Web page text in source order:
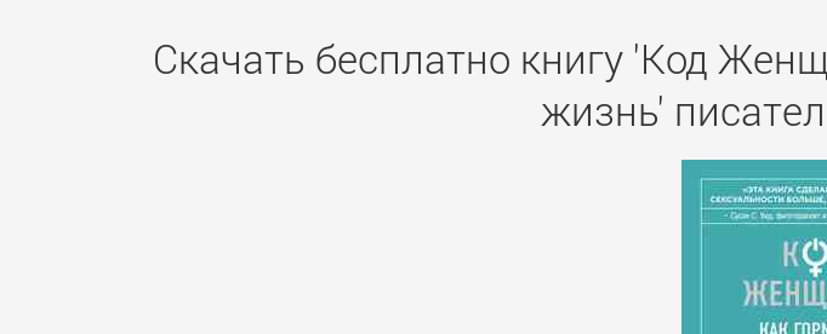
Скачать бесплатно книгу 'Код
жизнь'